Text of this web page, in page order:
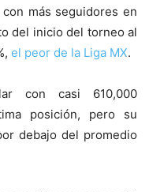
más seguidores en
del inicio del torneo al
el peor de la Liga MX.
con casi 610,000
posición, pero su
debajo del promedio